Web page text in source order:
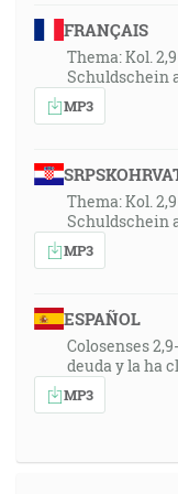
robia také veci,
5:16-21]
29:12
Lebo ak je
ten sa podobá
tvár v zrkadle.
aký bol. [Jk
31:30
vlastnom oku
bratovi: Daj,
hľa, brvno je v
vyjmi brvno zo
FRANÇAIS
Thema: Kol.
Schuldschein
MP3
Thema: Kol.
Schuldschein
MP3
ESPAÑOL
Colosenses
deuda y la ha
MP3